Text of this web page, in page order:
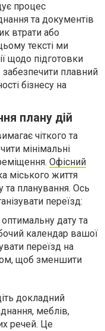
процес
та документів
втрати або
тексті ми
щодо підготовки
плавний
бізнесу на
плану дій
чіткого та
мінімальні
Офісний
міського життя
та планування. Ось
переїзд:
оптимальну дату та
календар вашої
переїзд на
щоб зменшити
докладний
меблів,
речей. Це